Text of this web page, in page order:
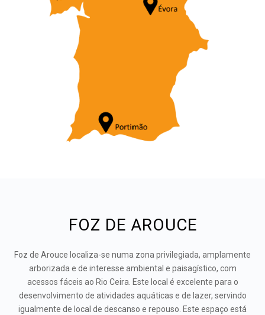
FOZ DE AROUCE
Foz de Arouce localiza-se numa zona privilegiada, amplamente
arborizada e de interesse ambiental e paisagístico, com
acessos fáceis ao Rio Ceira. Este local é excelente para o
desenvolvimento de atividades aquáticas e de lazer, servindo
igualmente de local de descanso e repouso. Este espaço está